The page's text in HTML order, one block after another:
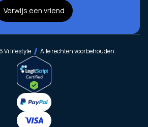
Verwijs een vriend
Vi lifestyle Alle rechten voorbehouden